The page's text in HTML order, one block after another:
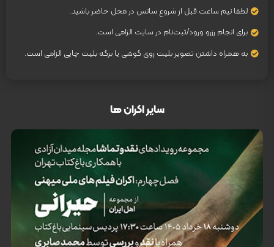
لطفا نیم ساعت قبل از شروع سانس در محل حاضر باشید.
برای انجام رزرو ورود/ثبت‌نام در سایت الزامی است.
به همراه داشتن تصویر بلیت روی گوشی یا برگه بلیت چاپی الزامی است.
سایر اکران ها